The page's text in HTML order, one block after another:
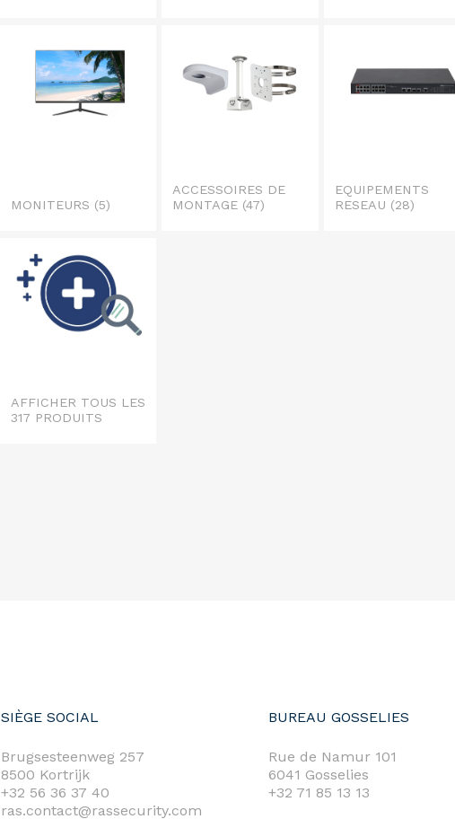
MONITEURS (5)
ACCESSOIRES DE
MONTAGE (47)
EQUIPEMENTS
RESEAU (28)
AFFICHER TOUS LES
317 PRODUITS
SIÈGE SOCIAL
Brugsesteenweg 257
8500 Kortrijk
+32 56 36 37 40
ras.contact@rassecurity.com
BUREAU GOSSELIES
Rue de Namur 101
6041 Gosselies
+32 71 85 13 13